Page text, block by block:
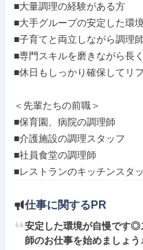
■大量調理の経験がある方
■大手グループの安定した環
■子育てと両立しながら調理
■専門スキルを磨きながら長
■休日もしっかり確保してリ
＜先輩たちの前職＞
■保育園、病院の調理師
■介護施設の調理スタッフ
■社員食堂の調理師
■レストランのキッチンスタ
仕事に関するPR
安定した環境が自慢です◎
師のお仕事を始めましょう